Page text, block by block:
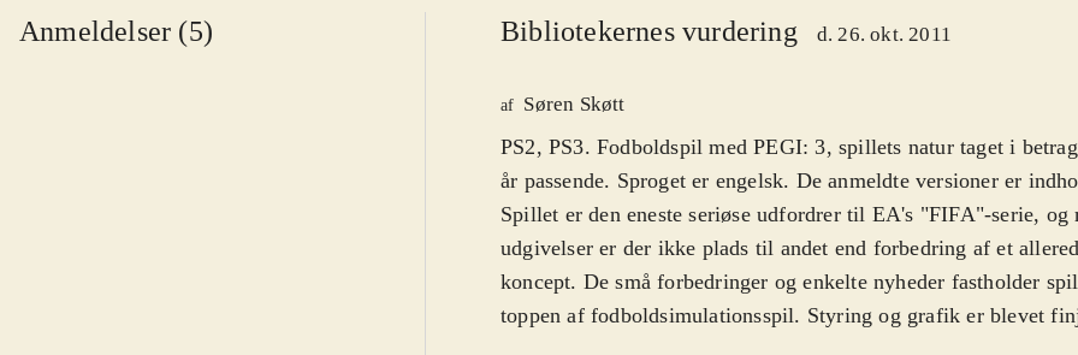
Anmeldelser (5) Bibliotekernes vurdering d. 26. okt. 2011
af Søren Skøtt
PS2, PS3. Fodboldspil med PEGI: 3, spillets natur taget i
år passende. Sproget er engelsk. De anmeldte versioner er
Spillet er den eneste seriøse udfordrer til EA's "FIFA"-serie, og
udgivelser er der ikke plads til andet end forbedring af et
koncept. De små forbedringer og enkelte nyheder fastholder
toppen af fodboldsimulationsspil. Styring og grafik er blevet